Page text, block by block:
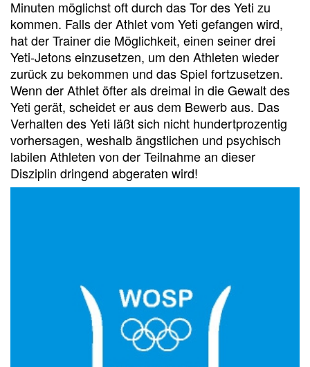
Minuten möglichst oft durch das Tor des Yeti zu
kommen. Falls der Athlet vom Yeti gefangen wird,
hat der Trainer die Möglichkeit, einen seiner drei
Yeti-Jetons einzusetzen, um den Athleten wieder
zurück zu bekommen und das Spiel fortzusetzen.
Wenn der Athlet öfter als dreimal in die Gewalt des
Yeti gerät, scheidet er aus dem Bewerb aus. Das
Verhalten des Yeti läßt sich nicht hundertprozentig
vorhersagen, weshalb ängstlichen und psychisch
labilen Athleten von der Teilnahme an dieser
Disziplin dringend abgeraten wird!